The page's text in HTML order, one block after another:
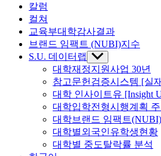
칼럼
컬쳐
교육부대학감사결과
브랜드 임팩트 (NUBI)지수
S.U. 데이터랩
Show
sub
menu
대학재정지원사업 30년
참고문헌검증시스템 [실
대학 인사이트유 [Insight
대학입학전형시행계획
대학브랜드 임팩트
대학별외국인유학생현황
대학별 중도탈락률 분석